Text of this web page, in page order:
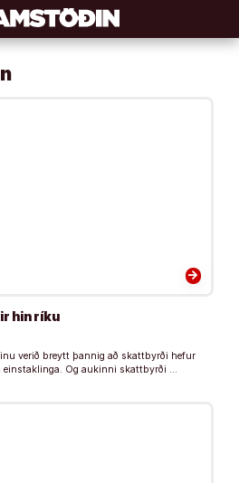
arrow_forward
hin ríku
verið breytt þannig að skattbyrði hefur
Og aukinni skattbyrði …